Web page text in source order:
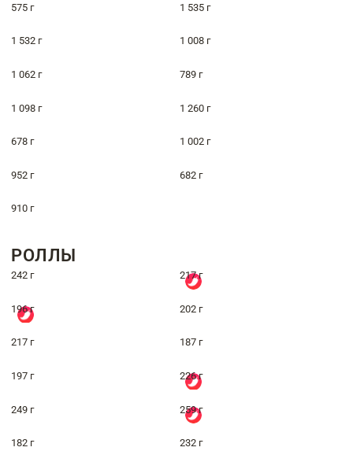
575 г 1 535 г
1 532 г 1 008 г
1 062 г 789 г
1 098 г 1 260 г
678 г 1 002 г
952 г 682 г
910 г
РОЛЛЫ
242 г 217 г
196 г 202 г
217 г 187 г
197 г 226 г
249 г 259 г
182 г 232 г